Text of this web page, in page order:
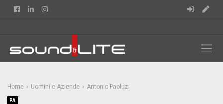
FacebookLinkedin
Home Uomini e Aziende Antonio Paoluzi
PA